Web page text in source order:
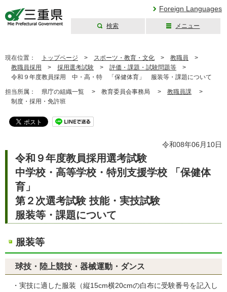
Foreign Languages
検索 メニュー
現在位置： トップページ > スポーツ・教育・文化 > 教職員 >
教職員採用
> 採用選考試験 > 評価・課題・試験問題等 >
令和９年度教員採用 中・高・特 「保健体育」 服装等・課題について
担当所属： 県庁の組織一覧 > 教育委員会事務局 > 教職員課 >
制度・採用・免許班
令和08年06月10日
令和９年度教員採用選考試験
中学校・高等学校・特別支援学校 「保健体
育」
第２次選考試験 技能・実技試験
服装等・課題について
服装等
球技・陸上競技・器械運動・ダンス
・実技に適した服装（縦15cm横20cmの白布に受験番号を記入し